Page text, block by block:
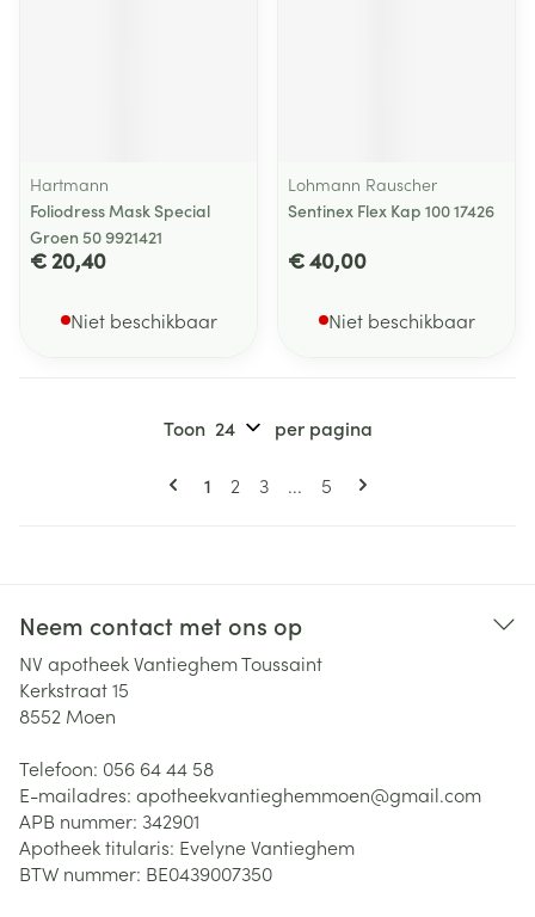
Hartmann
Foliodress Mask Special
Groen 50 9921421
€ 20,40
Niet beschikbaar
Lohmann Rauscher
Sentinex Flex Kap 100 17426
€ 40,00
Niet beschikbaar
Pagina's
U lees momenteel pagina
1 Pagina
2 Pagina
3 ... Pagina
5
Toon per pagina
Neem contact met ons op
NV apotheek Vantieghem Toussaint
Kerkstraat 15
8552 Moen
Telefoon: 056 64 44 58
E-mailadres: apotheekvantieghemmoen@gmail.com
APB nummer: 342901
Apotheek titularis: Evelyne Vantieghem
BTW nummer: BE0439007350